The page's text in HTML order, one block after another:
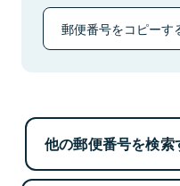
郵便番号をコピーす
他の郵便番号を検索